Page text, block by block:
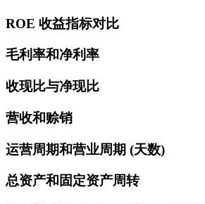
ROE 收益指标对比
毛利率和净利率
收现比与净现比
营收和赊销
运营周期和营业周期 (天数)
总资产和固定资产周转